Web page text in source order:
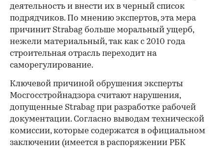
деятельность и внести их в черный список
подрядчиков. По мнению экспертов, эта мера
причинит Strabag больше моральный ущерб,
нежели материальный, так как с 2010 года
строительная отрасль переходит на
саморегулирование.
Ключевой причиной обрушения эксперты
Мосгосстройнадзора считают нарушения,
допущенные Strabag при разработке рабочей
документации. Согласно выводам технической
комиссии, которые содержатся в официальном
заключении (имеется в распоряжении РБК